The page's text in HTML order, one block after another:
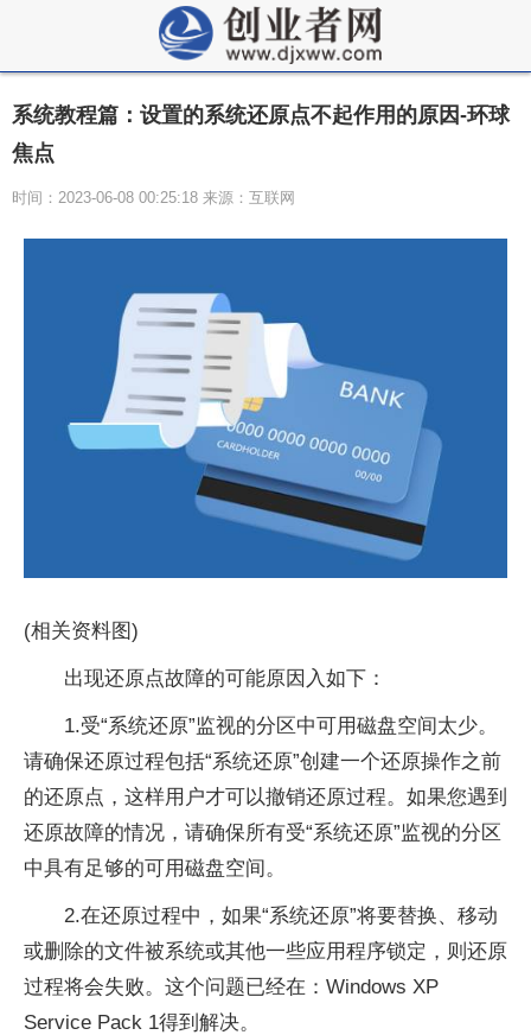
系统教程篇：设置的系统还原点不起作用的原因-环球
焦点
时间：2023-06-08 00:25:18 来源：互联网
(相关资料图)
出现还原点故障的可能原因入如下：
1.受“系统还原”监视的分区中可用磁盘空间太少。
请确保还原过程包括“系统还原”创建一个还原操作之前
的还原点，这样用户才可以撤销还原过程。如果您遇到
还原故障的情况，请确保所有受“系统还原”监视的分区
中具有足够的可用磁盘空间。
2.在还原过程中，如果“系统还原”将要替换、移动
或删除的文件被系统或其他一些应用程序锁定，则还原
过程将会失败。这个问题已经在：Windows XP
Service Pack 1得到解决。